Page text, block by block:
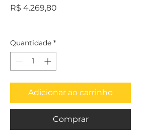
R$ 4.269,80
Quantidade *
Adicionar ao carrinho
Comprar